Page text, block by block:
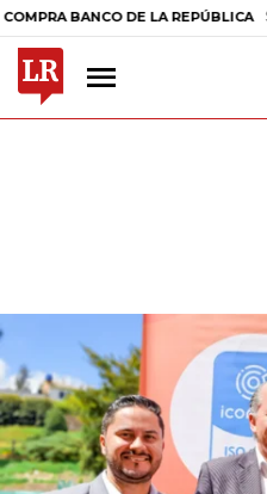
DE LA REPÚBLICA $ 408.498,97